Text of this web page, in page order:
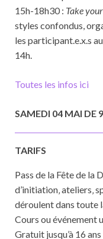
15h-18h30 : Take
styles confondus,
les participant.e.x.s
14h.
Toutes les infos ici
SAMEDI 04 MAI DE
TARIFS
Pass de la Fête de la
d’initiation‚ ateliers‚
déroulent dans toute
Cours ou événement
Gratuit jusqu’à 16 ans